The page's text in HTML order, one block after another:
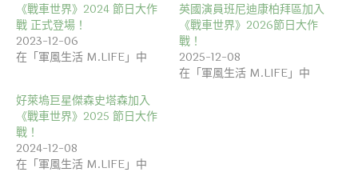
《戰車世界》2024 節日大作
戰 正式登場！
2023-12-06
在「軍風生活 M.LIFE」中
英國演員班尼迪康柏拜區加入
《戰車世界》2026節日大作
戰！
2025-12-08
在「軍風生活 M.LIFE」中
好萊塢巨星傑森史塔森加入
《戰車世界》2025 節日大作
戰！
2024-12-08
在「軍風生活 M.LIFE」中